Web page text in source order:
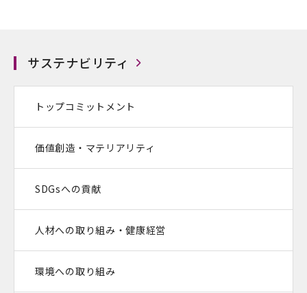
サステナビリティ
トップコミットメント
価値創造・マテリアリティ
SDGsへの貢献
人材への取り組み・健康経営
環境への取り組み